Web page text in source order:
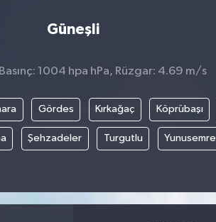
Güneşli
1004 hpa hPa, Rüzgar: 4.69 m/s
Gördes Kırkağaç Köprübaşı
Şehzadeler Turgutlu Yunusemre